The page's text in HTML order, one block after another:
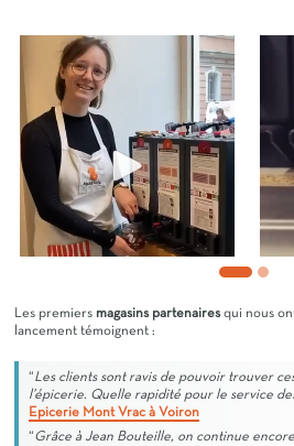
Les premiers magasins partenairesqui nous
lancement témoignent :
“Les clients sont ravis de pouvoir trouver
l’épicerie. Quelle rapidité pour le service
Epicerie Mont Vrac à Voiron
“Grâce à Jean Bouteille, on continue